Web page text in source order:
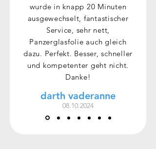
wurde in knapp 20 Minuten
ausgewechselt, fantastischer
Service, sehr nett,
Panzerglasfolie auch gleich
dazu. Perfekt. Besser, schneller
und kompetenter geht nicht.
Danke!
darth vaderanne
08.10.2024